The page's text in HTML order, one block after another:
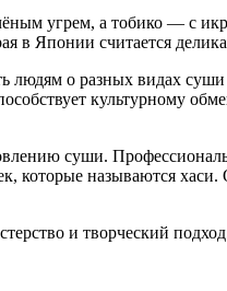
угрем, а тобико — с
в Японии считается
людям о разных видах
культурному
суши.
которые называются хаси.
и творческий